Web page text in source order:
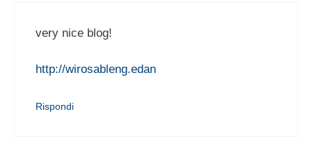
very nice blog!
http://wirosableng.edan
Rispondi